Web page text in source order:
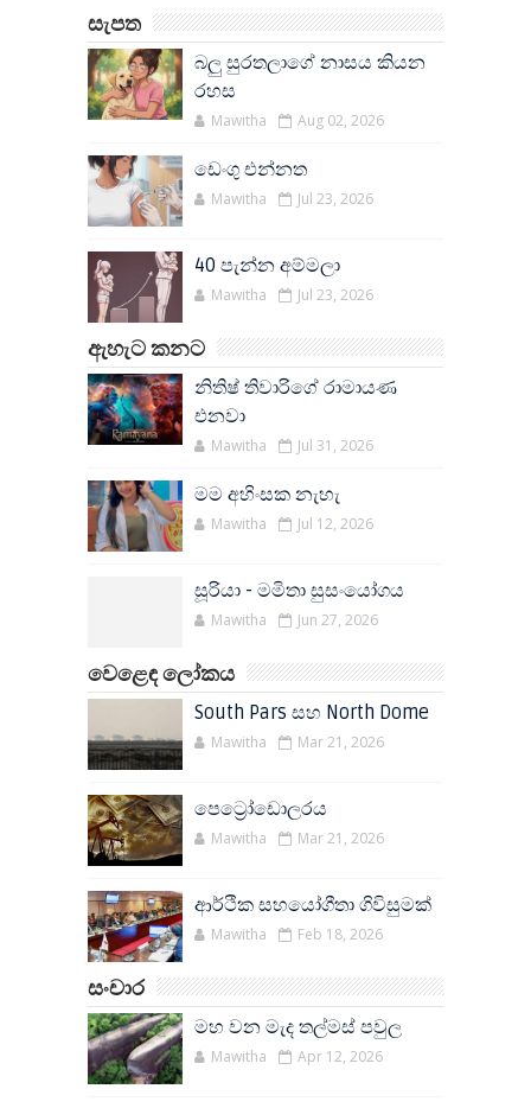
සැපත
බලු සුරතලාගේ නාසය කියන
රහස
Mawitha Aug 02, 2026
ඩෙංගු එන්නත
Mawitha Jul 23, 2026
40 පැන්න අම්මලා
Mawitha Jul 23, 2026
ඇහැට කනට
නිතිෂ් තිවාරිගේ රාමායණ
එනවා
Mawitha Jul 31, 2026
මම අහිංසක නැහැ
Mawitha Jul 12, 2026
සූරියා - මමිතා සුසංයෝගය
Mawitha Jun 27, 2026
වෙළෙඳ ලෝකය
South Pars සහ North Dome
Mawitha Mar 21, 2026
පෙට්‍රෝඩොලරය
Mawitha Mar 21, 2026
ආර්ථික සහයෝගීතා ගිවිසුමක්
Mawitha Feb 18, 2026
සංචාර
මහ වන මැද තල්මස් පවුල
Mawitha Apr 12, 2026